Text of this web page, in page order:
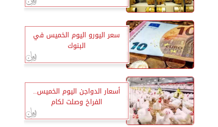
سعر اليورو اليوم الخميس في
البنوك
أسعار الدواجن اليوم الخميس..
الفراخ وصلت لكام